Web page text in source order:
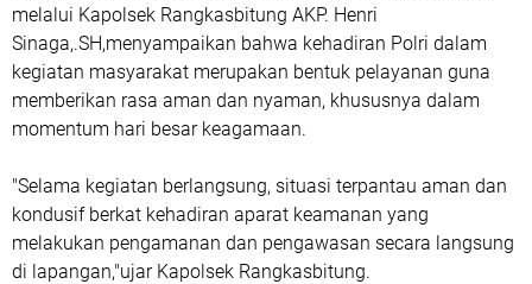
melalui Kapolsek Rangkasbitung AKP. Henri
Sinaga,.SH,menyampaikan bahwa kehadiran Polri dalam
kegiatan masyarakat merupakan bentuk pelayanan guna
memberikan rasa aman dan nyaman, khususnya dalam
momentum hari besar keagamaan.
"Selama kegiatan berlangsung, situasi terpantau aman dan
kondusif berkat kehadiran aparat keamanan yang
melakukan pengamanan dan pengawasan secara langsung
di lapangan,"ujar Kapolsek Rangkasbitung.